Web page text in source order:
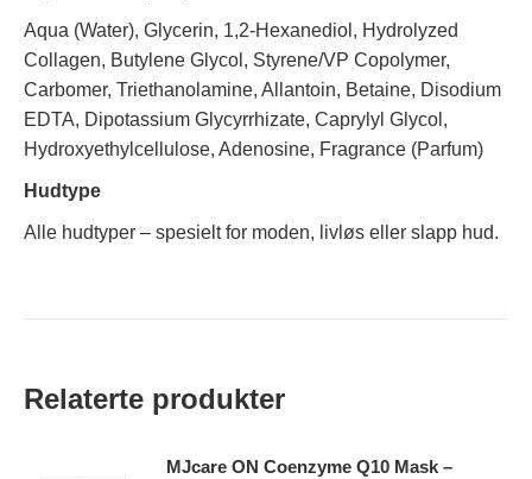
Aqua (Water), Glycerin, 1,2-Hexanediol, Hydrolyzed
Collagen, Butylene Glycol, Styrene/VP Copolymer,
Carbomer, Triethanolamine, Allantoin, Betaine, Disodium
EDTA, Dipotassium Glycyrrhizate, Caprylyl Glycol,
Hydroxyethylcellulose, Adenosine, Fragrance (Parfum)
Hudtype
Alle hudtyper – spesielt for moden, livløs eller slapp hud.
Relaterte produkter
MJcare ON Coenzyme Q10 Mask –